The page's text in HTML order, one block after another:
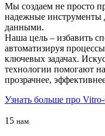
Мы создаем не просто
надежные инструменты
данными.
Наша цель – избавить
автоматизируя
ключевых задачах.
технологии помогают
прозрачнее,
Узнать больше про
15 нам